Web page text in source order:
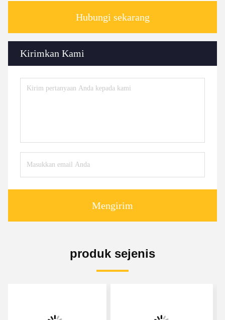
Hubungi sekarang
Kirimkan Kami
Mengirim
produk sejenis